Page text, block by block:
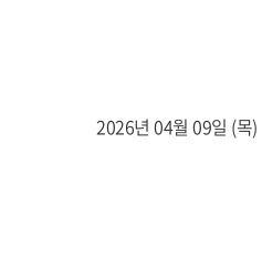
2026년 04월 09일 (목)